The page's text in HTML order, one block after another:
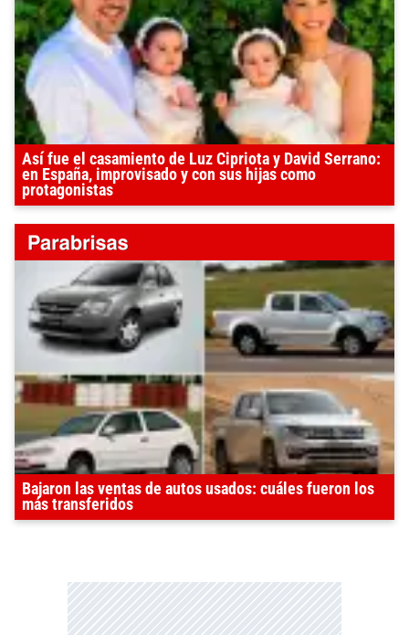
Así fue el casamiento de Luz Cipriota y David Serrano:
en España, improvisado y con sus hijas como
protagonistas
Bajaron las ventas de autos usados: cuáles fueron los
más transferidos